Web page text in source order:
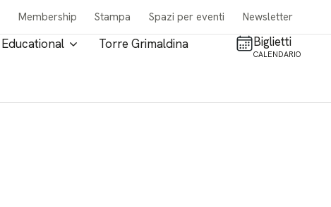
Membership Stampa Spazi per eventi Newsletter
Educational Torre Grimaldina Biglietti
CALENDARIO